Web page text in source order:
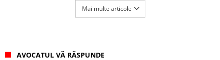
Mai multe articole
AVOCATUL VĂ RĂSPUNDE